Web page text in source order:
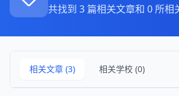
共找到 3 篇相关文章和 0 所相
相关文章 (3) 相关学校 (0)